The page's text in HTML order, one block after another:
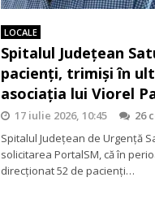
LOCALE
Spitalul Județean
pacienți, trimiși în
asociația lui Viorel
17 iulie 2026, 10:45
26
Spitalul Județean de Urgență
solicitarea PortalSM, că în
direcționat 52 de pacienți…